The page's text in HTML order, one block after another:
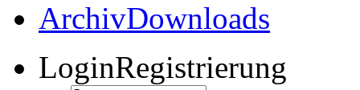
ArchivDownloads
LoginRegistrierung